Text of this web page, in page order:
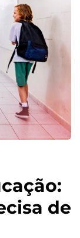
de